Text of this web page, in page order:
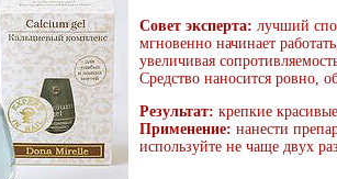
Совет эксперта: лучший
мгновенно начинает
увеличивая
Средство наносится ровно,
Результат: крепкие
Применение: нанести
используйте не чаще двух